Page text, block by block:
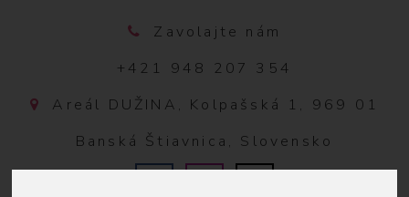
Zavolajte nám
+421 948 207 354
Areál DUŽINA, Kolpašská 1, 969 01
Banská Štiavnica, Slovensko